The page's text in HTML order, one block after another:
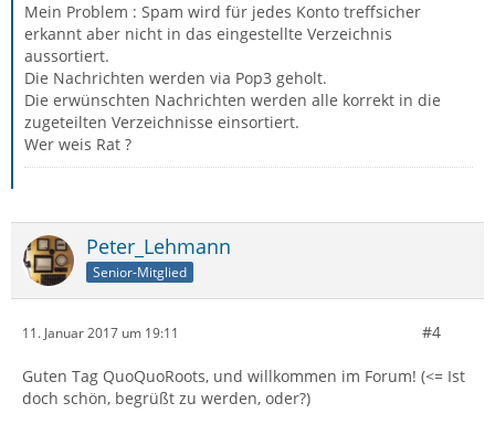
Mein Problem : Spam wird für jedes Konto treffsicher
erkannt aber nicht in das eingestellte Verzeichnis
aussortiert.
Die Nachrichten werden via Pop3 geholt.
Die erwünschten Nachrichten werden alle korrekt in die
zugeteilten Verzeichnisse einsortiert.
Wer weis Rat ?
Peter_Lehmann
Senior-Mitglied
11. Januar 2017 um 19:11 #4
Guten Tag QuoQuoRoots, und willkommen im Forum! (<= Ist
doch schön, begrüßt zu werden, oder?)